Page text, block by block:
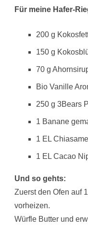
Für meine Hafer-
200 g
150 g
70 g
Bio Vanille
250 g 3Bears
1 Banane
1 EL
1 EL Cacao
Und so gehts:
Zuerst den Ofen auf
vorheizen.
Würfle Butter und